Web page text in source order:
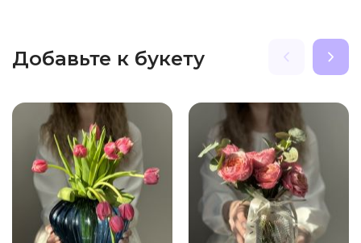
Добавьте к букету